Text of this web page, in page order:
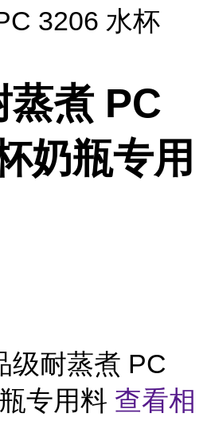
3206 水杯
蒸煮 PC
奶瓶专用
级耐蒸煮 PC
专用料 查看相